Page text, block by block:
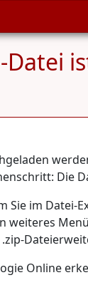
Datei
Die
im
weiteres
Online